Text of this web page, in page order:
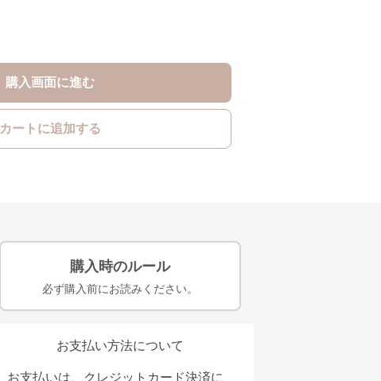
購入画面に進む
カートに追加する
購入時のルール
必ず購入前にお読みください。
お支払い方法について
お支払いは、クレジットカード決済に